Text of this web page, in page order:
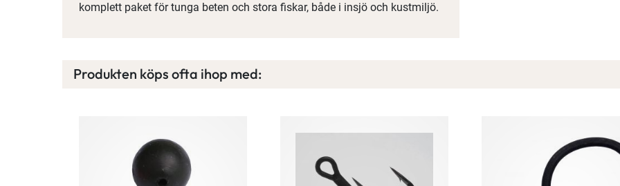
komplett paket för tunga beten och stora fiskar, både i insjö och kustmiljö.
Produkten köps ofta ihop med: